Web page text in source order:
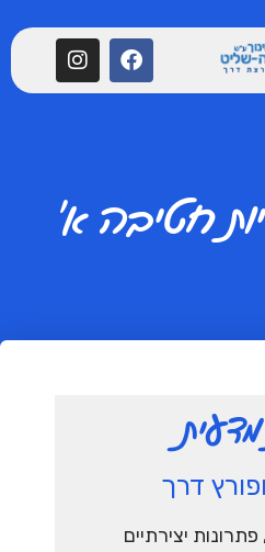
חטיבה א׳
דרך
יצירתיים